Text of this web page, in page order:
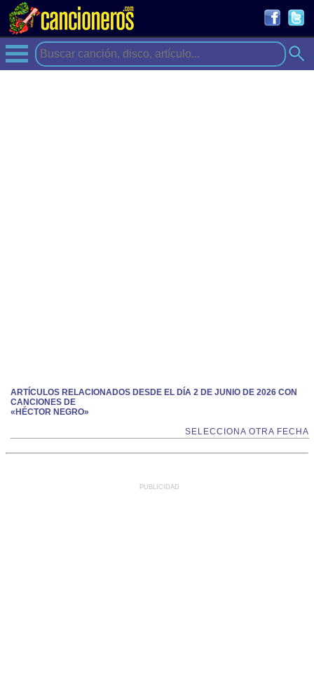
ARTÍCULOS RELACIONADOS DESDE EL DÍA 2 DE JUNIO DE 2026 CON
CANCIONES DE
«HÉCTOR NEGRO»
SELECCIONA OTRA FECHA
PUBLICIDAD